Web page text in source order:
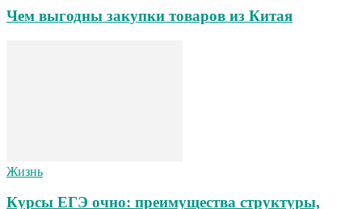
Чем выгодны закупки товаров из Китая
Жизнь
Курсы ЕГЭ очно: преимущества структуры,